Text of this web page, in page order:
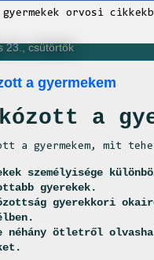
gyermekek orvosi
23., csütörtök
a gyermekem
a
a gyermekem, mit
személyisége
gyerekek.
gyerekkori
ötletről